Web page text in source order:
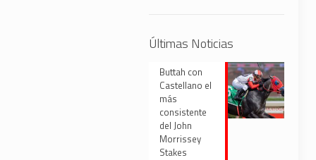
Últimas Noticias
Buttah con
Castellano el
más
consistente
del John
Morrissey
Stakes